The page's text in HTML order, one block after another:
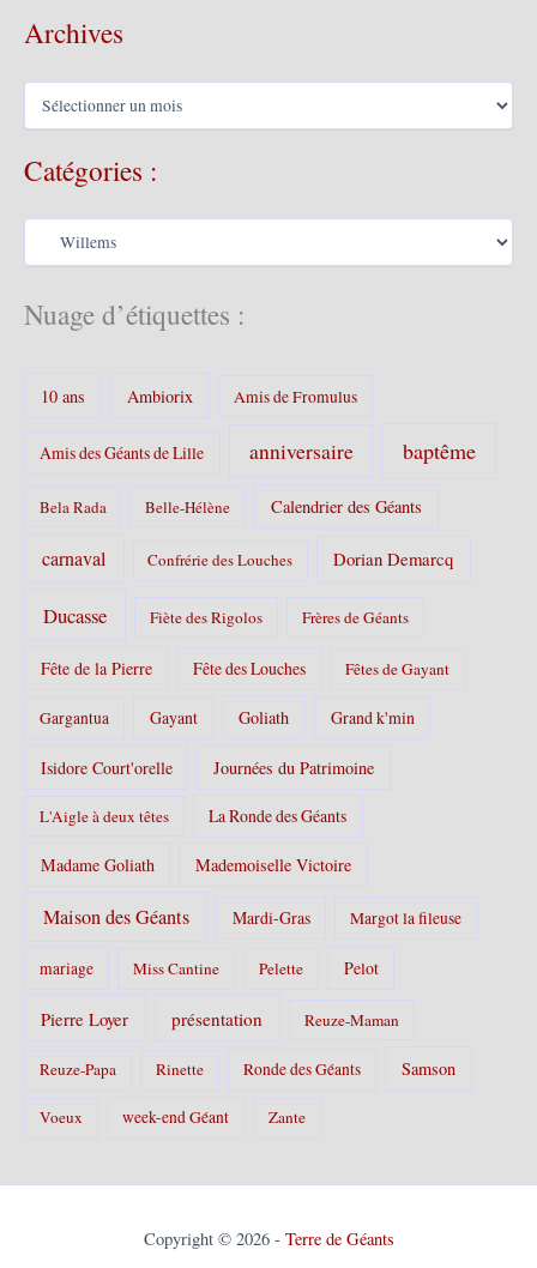
Archives
A
h
s
Catégories :
C
é
g
Nuage d’étiquettes :
10 ans Ambiorix Amis de Fromulus
Amis des Géants de Lille anniversaire baptême
Bela Rada Belle-Hélène Calendrier des Géants
carnaval Confrérie des Louches Dorian Demarcq
Ducasse Fiète des Rigolos Frères de Géants
Fête de la Pierre Fête des Louches Fêtes de Gayant
Gargantua Gayant Goliath Grand k'min
Isidore Court'orelle Journées du Patrimoine
L'Aigle à deux têtes La Ronde des Géants
Madame Goliath Mademoiselle Victoire
Maison des Géants Mardi-Gras Margot la fileuse
mariage Miss Cantine Pelette Pelot
Pierre Loyer présentation Reuze-Maman
Reuze-Papa Rinette Ronde des Géants Samson
Voeux week-end Géant Zante
Copyright © 2026 - Terre de Géants